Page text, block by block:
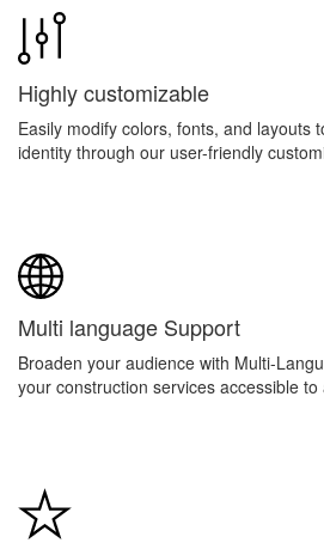
Highly customizable
Easily modify colors, fonts, and layouts
identity through our user-friendly
Multi language Support
Broaden your audience with Multi-
your construction services accessible